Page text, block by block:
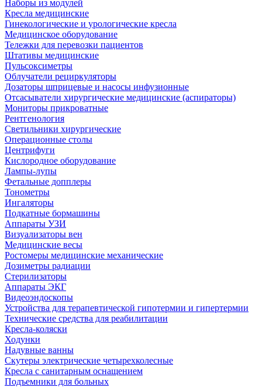
Наборы из модулей
Кресла медицинские
Гинекологические и урологические кресла
Медицинское оборудование
Тележки для перевозки пациентов
Штативы медицинские
Пульсоксиметры
Облучатели рециркуляторы
Дозаторы шприцевые и насосы инфузионные
Отсасыватели хирургические медицинские (аспираторы)
Мониторы прикроватные
Рентгенология
Светильники хирургические
Операционные столы
Центрифуги
Кислородное оборудование
Лампы-лупы
Фетальные допплеры
Тонометры
Ингаляторы
Подкатные бормашины
Аппараты УЗИ
Визуализаторы вен
Медицинские весы
Ростомеры медицинские механические
Дозиметры радиации
Стерилизаторы
Аппараты ЭКГ
Видеоэндоскопы
Устройства для терапевтической гипотермии и гипертермии
Технические средства для реабилитации
Кресла-коляски
Ходунки
Надувные ванны
Скутеры электрические четырехколесные
Кресла с санитарным оснащением
Подъемники для больных